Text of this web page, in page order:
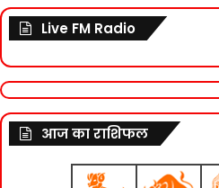
Live FM Radio
आज का राशिफल